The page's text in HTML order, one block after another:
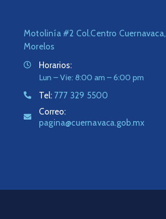
Motolinía #2 Col.Centro Cuernavaca,
Morelos
Horarios:
Lun – Vie: 8:00 am – 6:00 pm
Tel: 777 329 5500
Correo:
pagina@cuernavaca.gob.mx